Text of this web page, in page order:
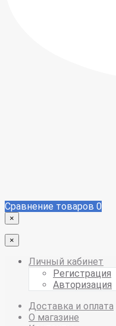
Сравнение товаров 0
×
×
Личный кабинет
Регистрация
Авторизация
Доставка и оплата
О магазине